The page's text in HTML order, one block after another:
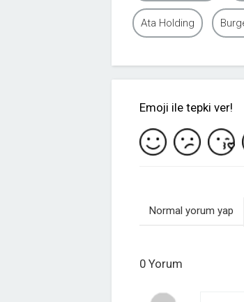
Ata Holding
Emoji ile tepki ver!
Normal yorum yap
0 Yorum